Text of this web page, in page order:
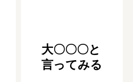
大〇〇〇と
言ってみる